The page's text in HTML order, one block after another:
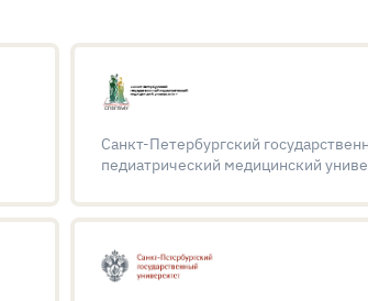
Санкт-Петербургский
педиатрический медицинский